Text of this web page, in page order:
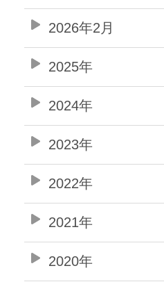
2026年2月
2025年
2024年
2023年
2022年
2021年
2020年